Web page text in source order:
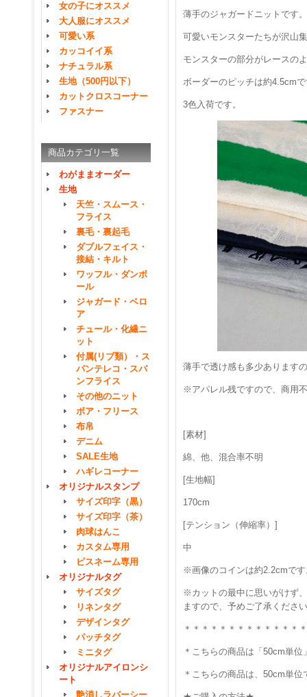
女の子にオススメ
大人服にオススメ
可愛い系
カッコイイ系
ナチュラル系
生地（500円以下）
カットクロスコーナー
ファスナー
商品カテゴリ一覧
わがままオーダー
生地
天竺・スムース・
フライス
裏毛・裏起毛
ダブルフェイス・
接結・キルト
ワッフル・ダンボ
ール
ジャガード・ベロ
ア
チュール・化繊ニ
ット
付属(リブ類）・ス
パンテレコ・スパ
ンフライス
その他のニット
ボア・フリース
布帛
デニム
SALE生地
ハギレコーナー
オリジナルスタンプ
サイズ印字（黒）
サイズ印字（茶）
肉球はんこ
カスタム専用
ピスネーム専用
オリジナルタグ
サイズタグ
リネンタグ
デザインタグ
パッチタグ
ミニタグ
オリジナルアイロンシ
ート
艶消しラバーシー
薄手のジャガードニットです。
可愛いモンスターたちが沢山
モンスターの部分がレースの
ボーダーのピッチは約4.5cm
3色入荷です。
薄手で透け感も多少あります
※アパレル残ですので、商用
[素材]
綿、他、混合率不明
[生地幅]
170cm
[テンション（伸縮率）]
中
※画像のコインは約2.2cmで
※カットの最中に思いがけず
ますので、予めご了承くださ
＊＊＊＊＊＊＊＊＊＊＊＊＊
＊こちらの商品は「50cm単
＊こちらの商品は、50cm単位